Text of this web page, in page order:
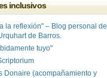
inclusivos
la reflexión" – Blog personal de
de Barros.
tuyo"
Donaire (acompañamiento y